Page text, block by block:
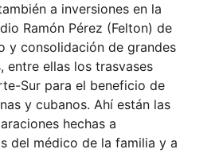
a inversiones en la
Ramón Pérez (Felton) de
y consolidación de grandes
entre ellas los trasvases
Sur para el beneficio de
y cubanos. Ahí están las
hechas a
del médico de la familia y a